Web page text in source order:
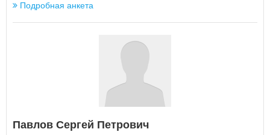
Республика Татарстан
Республика Тыва
Сахалинская область
Подробная анкета
Павлов Сергей Петрович